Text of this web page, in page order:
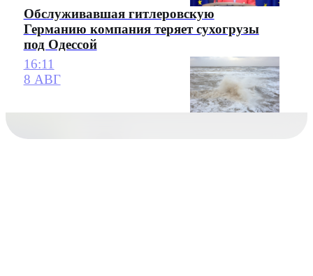
Обслуживавшая гитлеровскую
Германию компания теряет сухогрузы
под Одессой
16:11
8 АВГ